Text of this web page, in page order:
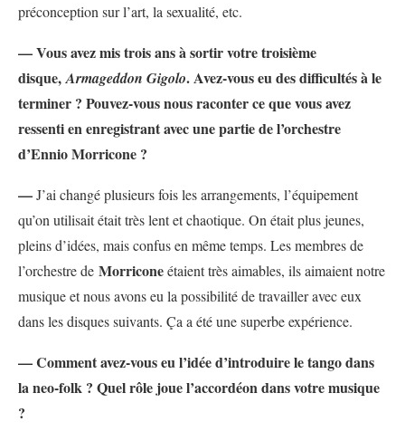
préconception sur l’art, la sexualité, etc.
— Vous avez mis trois ans à sortir votre troisième
disque,Armageddon Gigolo. Avez-vous eu des difficultés à le
terminer ? Pouvez-vous nous raconter ce que vous avez
ressenti en enregistrant avec une partie de l’orchestre
d’Ennio Morricone ?
—J’ai changé plusieurs fois les arrangements, l’équipement
qu’on utilisait était très lent et chaotique. On était plus jeunes,
pleins d’idées, mais confus en même temps. Les membres de
l’orchestre de Morriconeétaient très aimables, ils aimaient notre
musique et nous avons eu la possibilité de travailler avec eux
dans les disques suivants. Ça a été une superbe expérience.
— Comment avez-vous eu l’idée d’introduire le tango dans
la neo-folk ? Quel rôle joue l’accordéon dans votre musique
?